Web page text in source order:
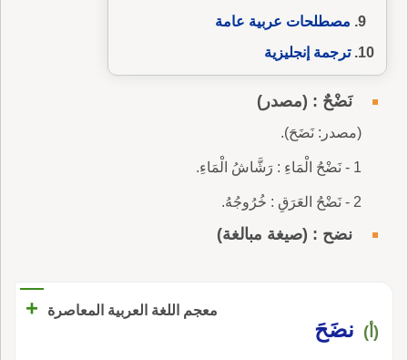
مصطلحات عربية عامة
ترجمة إنجليزية
نَضْحٌ : (مصدر)
(مصدر: نَضَحَ).
1 - نَضْحُ الْمَاءِ : رَشَّاشُ الْمَاءِ.
2 - نَضْحُ العَرَقِ : خُرُوجُهُ.
نضح : (صيغة مبالغة)
معجم اللغة العربية المعاصرة +
(أ) نضَحَ